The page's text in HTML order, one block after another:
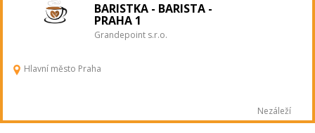
BARISTKA - BARISTA -
PRAHA 1
Grandepoint s.r.o.
Hlavní město Praha
Nezáleží